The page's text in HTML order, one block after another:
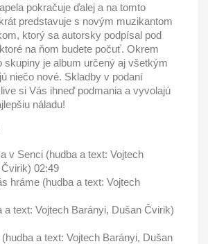
pokračuje ďalej a na tomto
predstavuje s novým muzikantom
ktorý sa autorsky podpísal pod
na ňom budete počuť. Okrem
skupiny je album určený aj všetkým
niečo nové. Skladby v podaní
si Vás ihneď podmania a vyvolajú
náladu!
v Senci (hudba a text: Vojtech
02:49
hráme (hudba a text: Vojtech
a text: Vojtech Barányi, Dušan Čvirik)
a text: Vojtech Barányi, Dušan